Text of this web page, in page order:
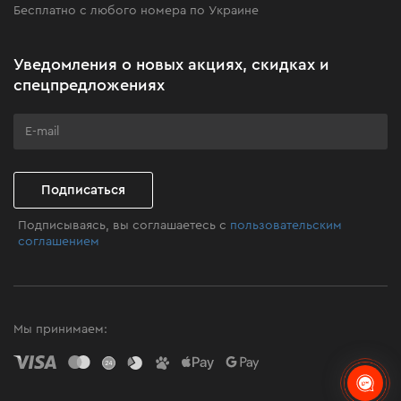
Клуб мастерства
Бесплатно с любого номера по Украине
Уведомления о новых акциях, скидках и
спецпредложениях
Подписаться
Подписываясь, вы соглашаетесь с пользовательским
соглашением
Мы принимаем: